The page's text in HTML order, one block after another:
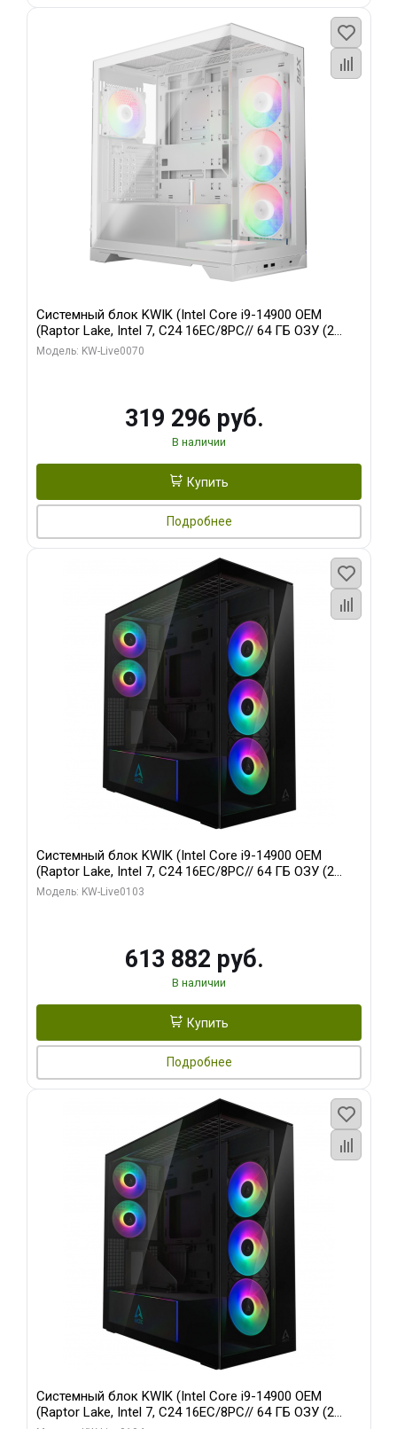
Системный блок KWIK (Intel Core i9-14900 OEM
(Raptor Lake, Intel 7, C24 16EC/8PC// 64 ГБ ОЗУ (2
модуля)/ Gigabyte RTX5080 XTREME WATERFORCE
Модель: KW-Live0070
319 296 руб.
В наличии
Купить
Подробнее
Системный блок KWIK (Intel Core i9-14900 OEM
(Raptor Lake, Intel 7, C24 16EC/8PC// 64 ГБ ОЗУ (2
модуля)/ Afox RTX4090 24GB GDDR6X 384-Bit 3xDP
Модель: KW-Live0103
613 882 руб.
В наличии
Купить
Подробнее
Системный блок KWIK (Intel Core i9-14900 OEM
(Raptor Lake, Intel 7, C24 16EC/8PC// 64 ГБ ОЗУ (2